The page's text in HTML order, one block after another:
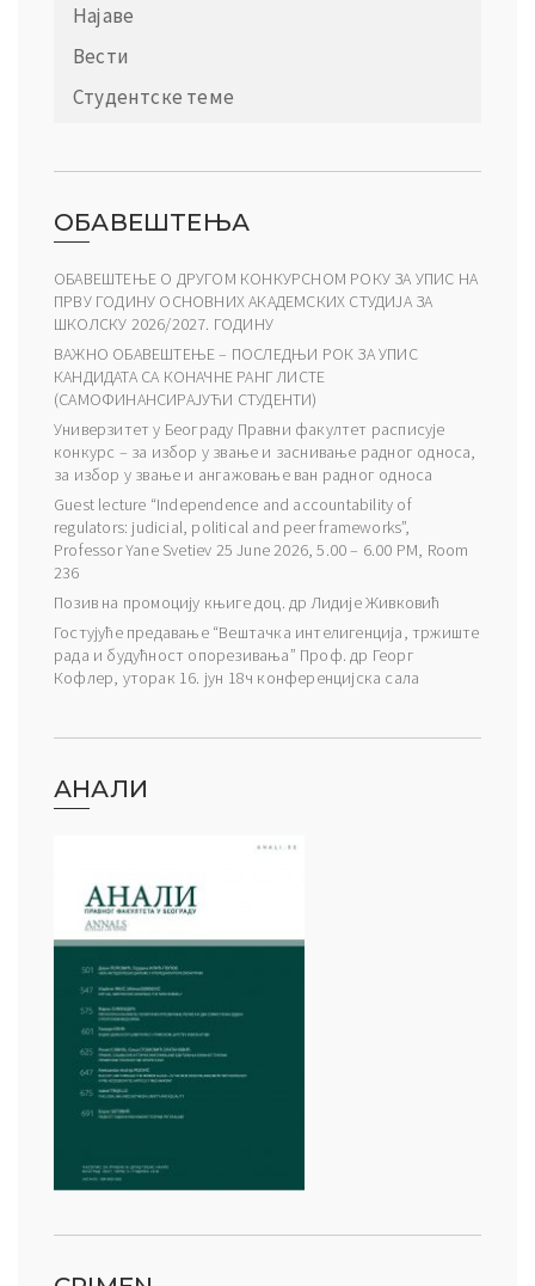
Најаве
Вести
Студентске теме
ОБАВЕШТЕЊА
ОБАВЕШТЕЊЕ О ДРУГОМ КОНКУРСНОМ РОКУ ЗА УПИС НА
ПРВУ ГОДИНУ ОСНОВНИХ АКАДЕМСКИХ СТУДИЈА ЗА
ШКОЛСКУ 2026/2027. ГОДИНУ
ВАЖНО ОБАВЕШТЕЊЕ – ПОСЛЕДЊИ РОК ЗА УПИС
КАНДИДАТА СА КОНАЧНЕ РАНГ ЛИСТЕ
(САМОФИНАНСИРАЈУЋИ СТУДЕНТИ)
Универзитет у Београду Правни факултет расписује
конкурс – за избор у звање и заснивање радног односа,
за избор у звање и ангажовање ван радног односа
Guest lecture “Independence and accountability of
regulators: judicial, political and peer frameworks”,
Professor Yane Svetiev 25 June 2026, 5.00 – 6.00 PM, Room
236
Позив на промоцију књиге доц. др Лидије Живковић
Гостујуће предавање “Вештачка интелигенција, тржиште
рада и будућност опорезивања” Проф. др Георг
Кофлер, уторак 16. јун 18ч конференцијска сала
АНАЛИ